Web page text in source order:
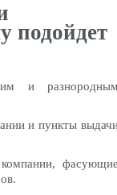
подойдет
и
и пункты